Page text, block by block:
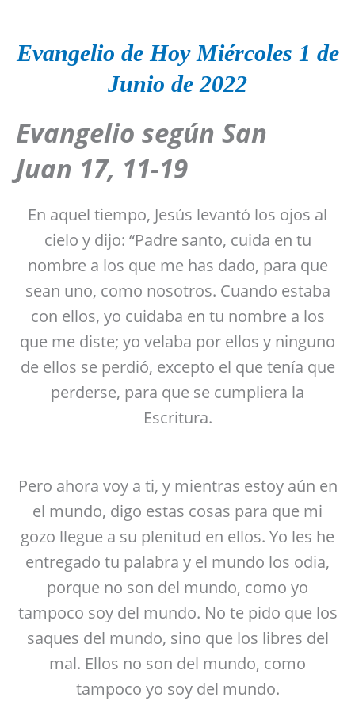
Evangelio de Hoy Miércoles 1 de
Junio de 2022
Evangelio según San
Juan 17, 11-19
En aquel tiempo, Jesús levantó los ojos al
cielo y dijo: “Padre santo, cuida en tu
nombre a los que me has dado, para que
sean uno, como nosotros. Cuando estaba
con ellos, yo cuidaba en tu nombre a los
que me diste; yo velaba por ellos y ninguno
de ellos se perdió, excepto el que tenía que
perderse, para que se cumpliera la
Escritura.
Pero ahora voy a ti, y mientras estoy aún en
el mundo, digo estas cosas para que mi
gozo llegue a su plenitud en ellos. Yo les he
entregado tu palabra y el mundo los odia,
porque no son del mundo, como yo
tampoco soy del mundo. No te pido que los
saques del mundo, sino que los libres del
mal. Ellos no son del mundo, como
tampoco yo soy del mundo.